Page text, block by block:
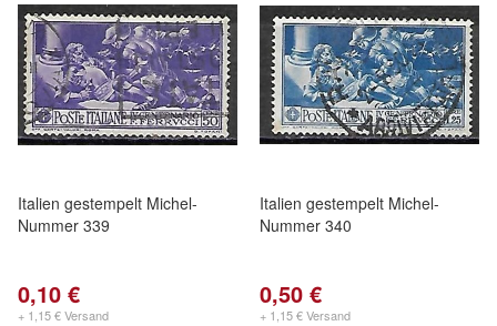
Italien gestempelt Michel-
Nummer 339
0,10 €
+ 1,15 € Versand
Italien gestempelt Michel-
Nummer 340
0,50 €
+ 1,15 € Versand